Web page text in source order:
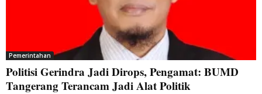
Pemerintahan
Politisi Gerindra Jadi Dirops, Pengamat: BUMD
Tangerang Terancam Jadi Alat Politik